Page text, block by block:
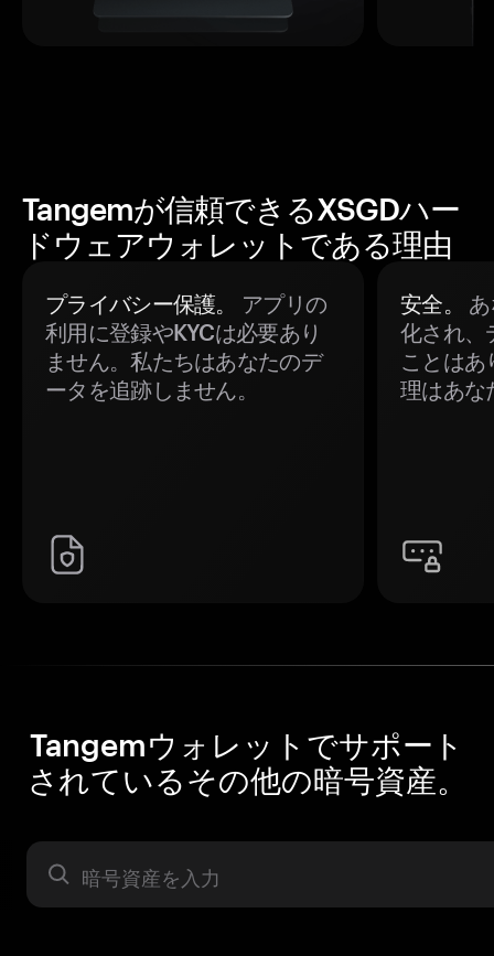
Tangemが信頼できるXSGDハー
ドウェアウォレットである理由
プライバシー保護。
アプリの
利用に登録やKYCは必要あり
ません。私たちはあなたのデ
ータを追跡しません。
安全。
化され、
ことはあ
理はあな
Tangemウォレットでサポート
されているその他の暗号資産。
暗号資産